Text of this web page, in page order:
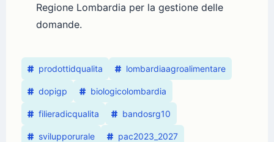
Regione Lombardia per la gestione delle
domande.
prodottidqualita lombardiaagroalimentare
dopigp biologicolombardia
filieradicqualita bandosrg10
svilupporurale pac2023_2027